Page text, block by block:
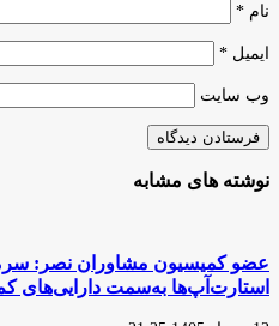
نام *
ایمیل *
وب‌ سایت
نوشته های مشابه
عضو کمیسیون مشاوران نصر:
استارت‌آپ‌ها به‌سمت دارایی‌های